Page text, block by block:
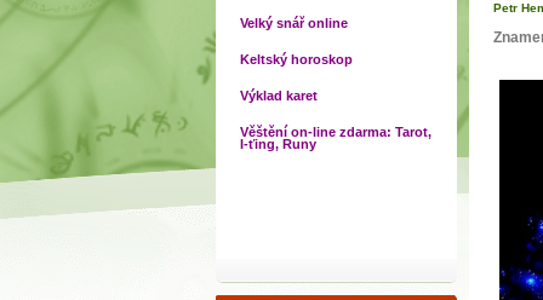
Velký snář online
Keltský horoskop
Výklad karet
Věštění on-line zdarma: Tarot,
I-ťing, Runy
Petr